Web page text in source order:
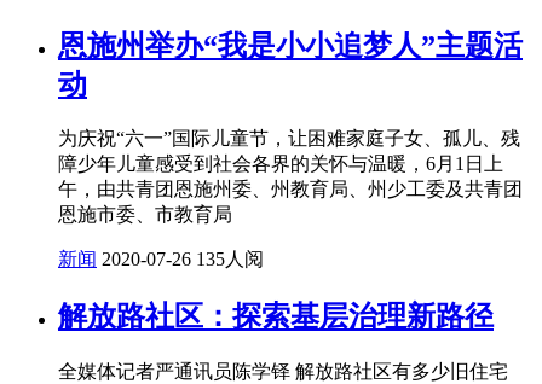
恩施州举办“我是小小追梦人”主题活
动
为庆祝“六一”国际儿童节，让困难家庭子女、孤儿、残
障少年儿童感受到社会各界的关怀与温暖，6月1日上
午，由共青团恩施州委、州教育局、州少工委及共青团
恩施市委、市教育局
新闻 2020-07-26 135人阅
解放路社区：探索基层治理新路径
全媒体记者严通讯员陈学铎 解放路社区有多少旧住宅